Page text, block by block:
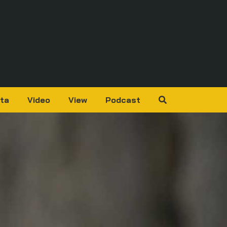
Video View Podcast